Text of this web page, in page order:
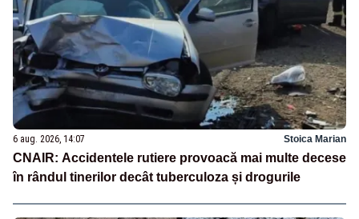
6 aug. 2026, 14:07 Stoica Marian
CNAIR: Accidentele rutiere provoacă mai multe decese
în rândul tinerilor decât tuberculoza și drogurile